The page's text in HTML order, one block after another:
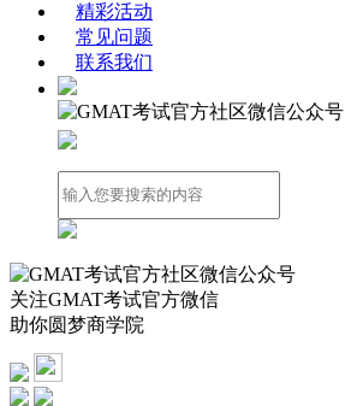
精彩活动
常见问题
联系我们
关注GMAT考试官方微信
助你圆梦商学院